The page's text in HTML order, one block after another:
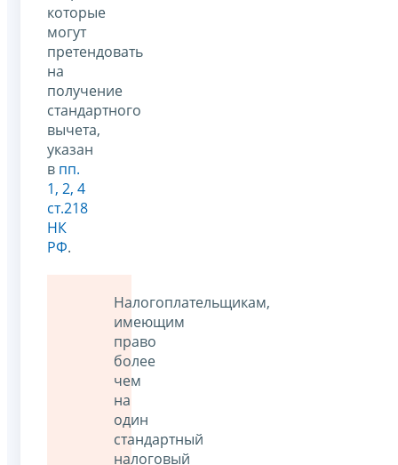
которые
могут
претендовать
на
получение
стандартного
вычета,
указан
в пп.
1, 2, 4
ст.218
НК
РФ.
Налогоплательщикам,
имеющим
право
более
чем
на
один
стандартный
налоговый